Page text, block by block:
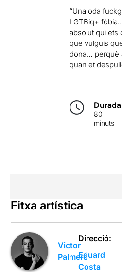
“Una oda
LGTBiq+
absolut qui ets
que vulguis
dona… perquè
quan et
80
minuts
Fitxa artística
Victor
Palmero
Direcció:
Eduard
Costa